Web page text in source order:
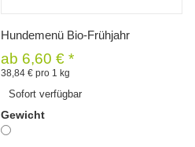
Schnellkauf
Hundemenü Bio-Frühjahr
ab 6,60 € *
38,84 € pro 1 kg
Sofort verfügbar
Gewicht